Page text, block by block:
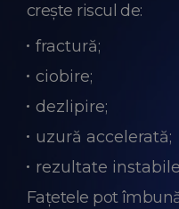
crește riscul de:
fractură;
ciobire;
dezlipire;
uzură accelerată;
rezultate
Fațetele pot